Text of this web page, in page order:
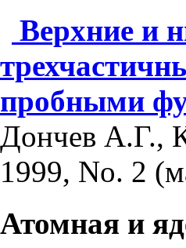
Верхние и
пробными
Дончев А.Г.,
1999, No. 2
Атомная и